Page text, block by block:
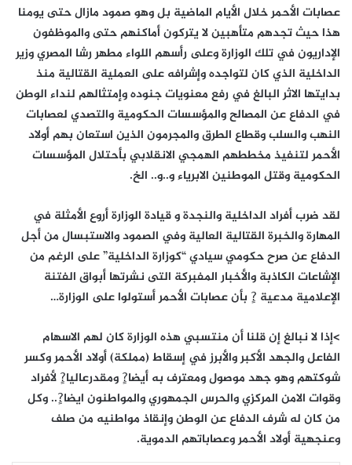
عصابات الأحمر خلال الأيام الماضية بل وهو صمود مازال حتى يومنا
هذا حيث تجدهم متأهبين لا يتركون أماكنهم حتى والموظفون
الإداريون في تلك الوزارة وعلى رأسهم اللواء مطهر رشا المصري وزير
الداخلية الذي كان لتواجده وإشرافه على العملية القتالية منذ
بدايتها الاثر البالغ في رفع معنويات جنوده وإمتثالهم لنداء الوطن
في الدفاع عن المصالح والمؤسسات الحكومية والتصدي لعصابات
النهب والسلب وقطاع الطرق والمجرمون الذين استعان بهم أولاد
الأحمر لتنفيذ مخططهم الهمجي الانقلابي بأحتلال المؤسسات
الحكومية وقتل الموطنين الابرياء و..و.. الخ.
لقد ضرب أفراد الداخلية والنجدة و قيادة الوزارة أروع الأمثلة في
المهارة والخبرة القتالية العالية وفي الصمود والاستبسال من أجل
الدفاع عن صرح حكومي سيادي “كوزارة الداخلية” على الرغم من
الإشاعات الكاذبة والأخبار المفبركة التى نشرتها أبواق الفتنة
الإعلامية مدعية ?ٍ بأن عصابات الأحمر أستولوا على الوزارة…
>إذا لا نبالغ إن قلنا أن منتسبي هذه الوزارة كان لهم الاسهام
الفاعل والجهد الأكبر والأبرز في إسقاط (مملكة) أولاد الأحمر وكسر
شوكتهم وهو جهد موصول ومعترف به أيضا?ٍ ومقدرعاليا?ٍ لأفراد
وقوات الامن المركزي والحرس الجمهوري والمواطنون ايضا?ٍ.. وكل
من كان له شرف الدفاع عن الوطن وإنقاذ مواطنيه من صلف
وعنجهية أولاد الأحمر وعصاباتهم الدموية.